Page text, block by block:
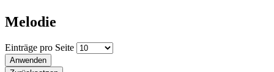
Melodie
Einträge pro Seite